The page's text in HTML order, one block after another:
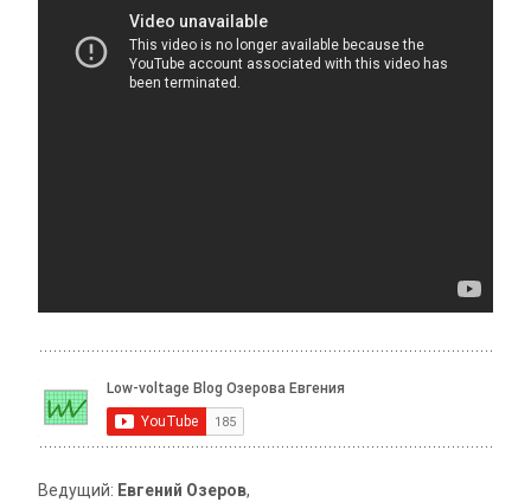
Ведущий: Евгений Озеров,